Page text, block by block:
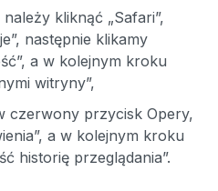
kliknąć „Safari”,
następnie klikamy
a w kolejnym kroku
witryny”,
czerwony przycisk Opery,
a w kolejnym kroku
historię przeglądania”.